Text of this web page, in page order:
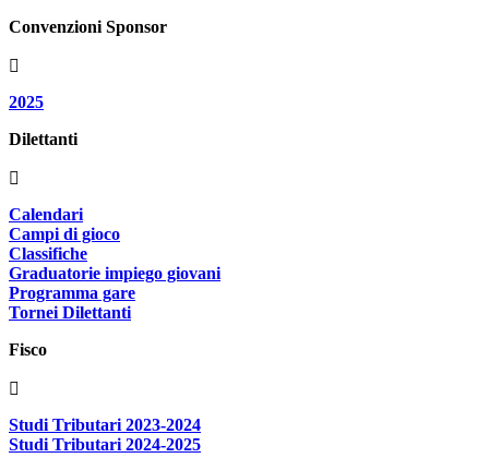
Convenzioni Sponsor
2025
Dilettanti
Calendari
Campi di gioco
Classifiche
Graduatorie impiego giovani
Programma gare
Tornei Dilettanti
Fisco
Studi Tributari 2023-2024
Studi Tributari 2024-2025